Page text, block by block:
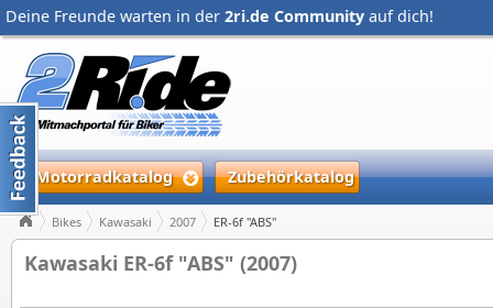
Deine Freunde warten in der 2ri.de Community auf dich!
Motorradkatalog Zubehörkatalog
Bikes Kawasaki 2007 ER-6f "ABS"
Kawasaki ER-6f "ABS" (2007)